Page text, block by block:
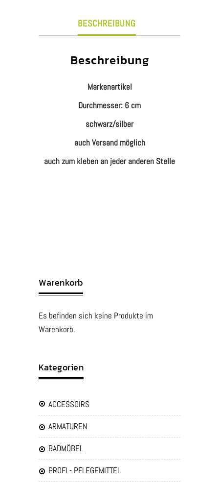
Warenkorb
Es befinden sich keine Produkte im
Warenkorb.
Kategorien
ACCESSOIRS
ARMATUREN
BADMÖBEL
PROFI - PFLEGEMITTEL
BESCHREIBUNG
Beschreibung
Markenartikel
Durchmesser: 6 cm
schwarz/silber
auch Versand möglich
auch zum kleben an jeder anderen Stelle